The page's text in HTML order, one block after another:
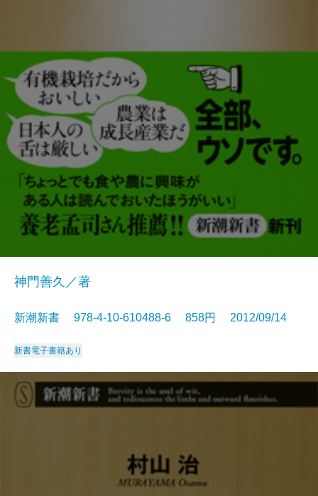
神門善久／著
新潮新書 978-4-10-610488-6 858円 2012/09/14
新書電子書籍あり